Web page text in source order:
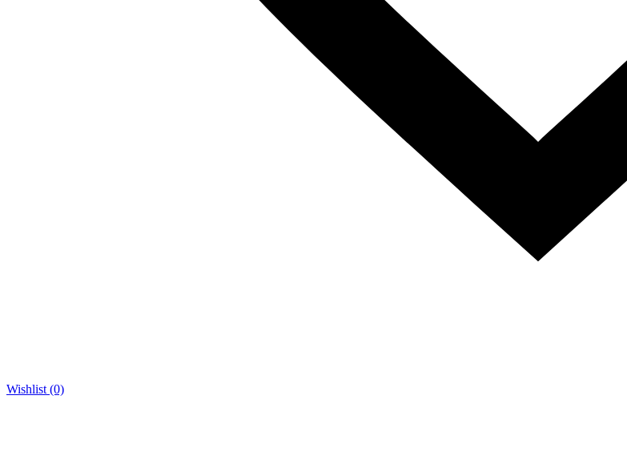
Wishlist (0)